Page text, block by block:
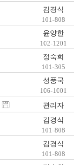
김경식
101-808
윤양한
102-1201
정숙희
101-305
성풍국
106-1001
관리자
김경식
101-808
김경식
101-808